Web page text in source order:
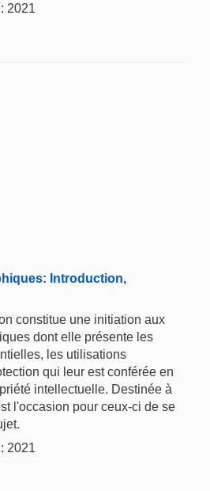
2021
Introduction,
constitue une initiation aux
dont elle présente les
les utilisations
qui leur est conférée en
intellectuelle. Destinée à
l'occasion pour ceux-ci de se
2021